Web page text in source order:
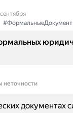
неточности
документах